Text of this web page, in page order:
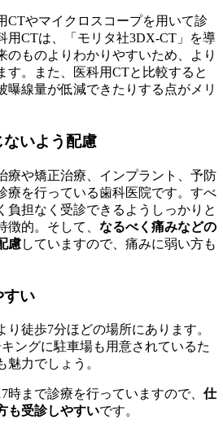
CTやマイクロスコープを用いて診
用CTは、「モリタ社3DX-CT」を導
のものよりわかりやすいため、より
す。また、医科用CTと比較すると
曝線量が低減できたりする点がメリ
いよう配慮
療や矯正治療、インプラント、予防
療を行っている歯科医院です。すべ
負担なく受診できるようしっかりと
的。そして、 なるべく痛みなどの
慮していますので、痛みに弱い方も
すい
り徒歩7分ほどの場所にあります。
ングに駐車場も用意されているた
力でしょう。
時まで診療を行っていますので、 仕
も受診しやすいです。